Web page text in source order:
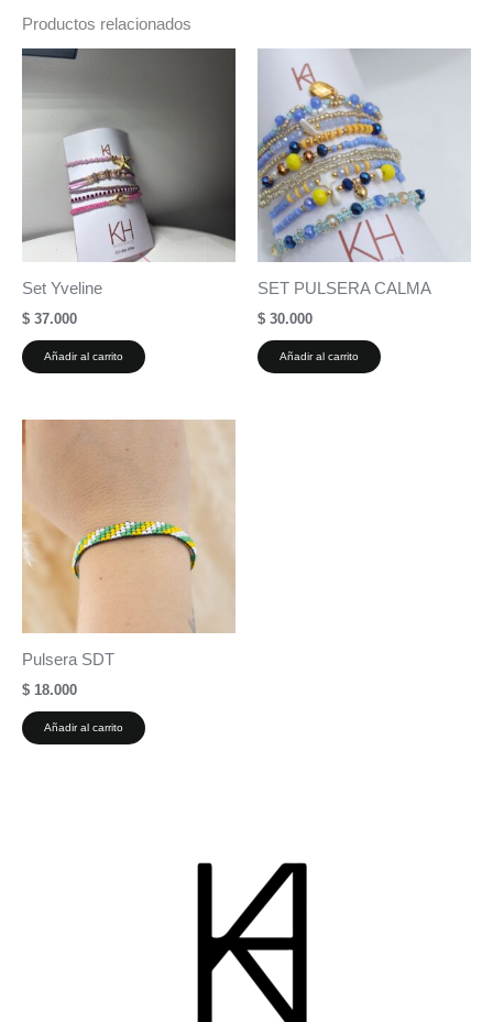
Productos relacionados
Set Yveline
$ 37.000
Añadir al carrito
SET PULSERA CALMA
$ 30.000
Añadir al carrito
Pulsera SDT
$ 18.000
Añadir al carrito